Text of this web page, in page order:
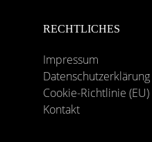
RECHTLICHES
Impressum
Datenschutzerklärung
Cookie-Richtlinie (EU)
Kontakt